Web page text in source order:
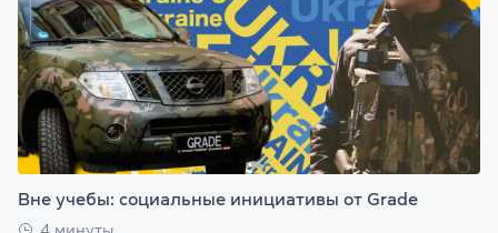
Вне учебы: социальные инициативы от Grade
4 минуты